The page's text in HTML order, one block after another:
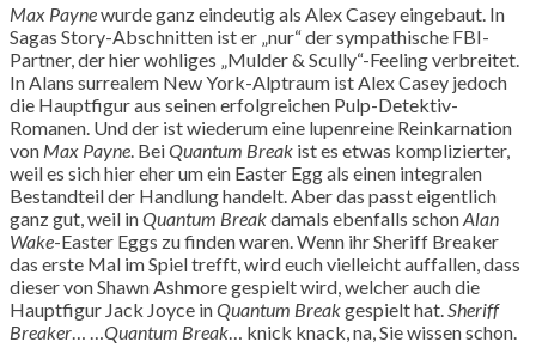
Max Paynewurde ganz eindeutig als Alex Casey eingebaut. In
Sagas Story-Abschnitten ist er „nur“ der sympathische FBI-
Partner, der hier wohliges „Mulder & Scully“-Feeling verbreitet.
In Alans surrealem New York-Alptraum ist Alex Casey jedoch
die Hauptfigur aus seinen erfolgreichen Pulp-Detektiv-
Romanen. Und der ist wiederum eine lupenreine Reinkarnation
von Max Payne . BeiQuantum Break ist es etwas komplizierter,
weil es sich hier eher um ein Easter Egg als einen integralen
Bestandteil der Handlung handelt. Aber das passt eigentlich
ganz gut, weil inQuantum Breakdamals ebenfalls schonAlan
Wake-Easter Eggs zu finden waren. Wenn ihr Sheriff Breaker
das erste Mal im Spiel trefft, wird euch vielleicht auffallen, dass
dieser von Shawn Ashmore gespielt wird, welcher auch die
Hauptfigur Jack Joyce inQuantum Breakgespielt hat. Sheriff
Breaker
Quantum Break … knick knack, na, Sie wissen schon.